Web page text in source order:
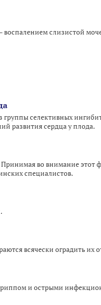
воспалением слизистой
группы селективных
развития сердца у плода.
во внимание этот
специалистов.
всячески оградить их
гриппом и острыми